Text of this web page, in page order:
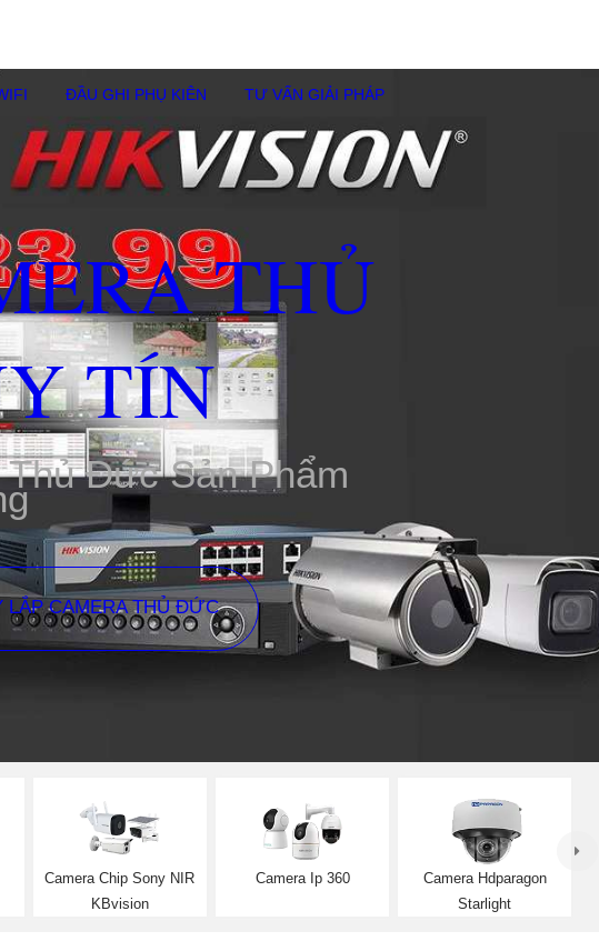
ĐẦU GHI PHỤ KIÊN TƯ VẤN GIẢI PHÁP
THỦ
TÍN
Đức Sản Phẩm
LẮP CAMERA THỦ ĐỨC
Camera Chip Sony NIR
KBvision
Camera Ip 360
Camera Hdparagon
Starlight